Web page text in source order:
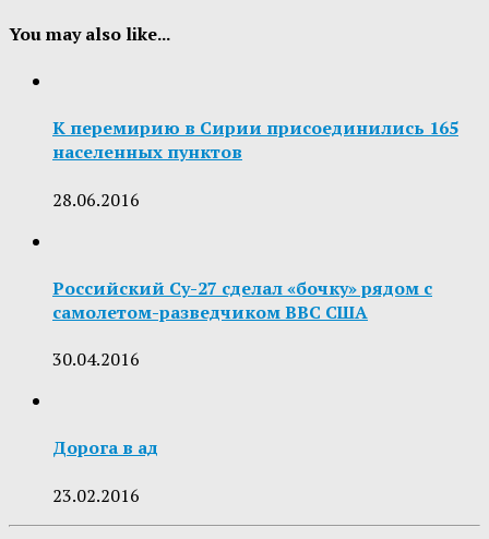
You may also like...
К перемирию в Сирии присоединились 165
населенных пунктов
28.06.2016
Российский Су-27 сделал «бочку» рядом с
самолетом-разведчиком ВВС США
30.04.2016
Дорога в ад
23.02.2016